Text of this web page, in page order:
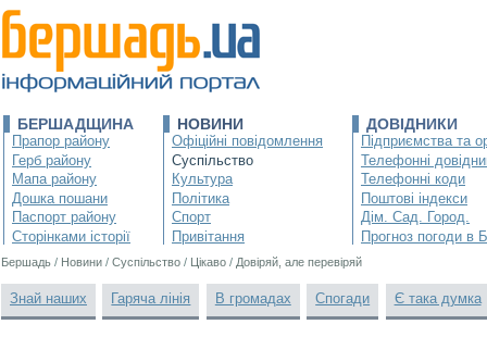
БЕРШАДЩИНА
Прапор району
Герб району
Мапа району
Дошка пошани
Паспорт району
Сторінками історії
НОВИНИ
Офіційні повідомлення
Суспільство
Культура
Політика
Спорт
Привітання
ДОВІДНИКИ
Підприємства та
Телефонні
Телефонні коди
Поштові індекси
Дім. Сад. Город.
Прогноз погоди в
Бершадь / Новини / Суспільство / Цікаво / Довіряй, але перевіряй
Знай наших Гаряча лінія В громадах Спогади Є така думка